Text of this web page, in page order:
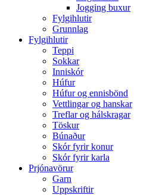
Jogging buxur
Fylgihlutir
Grunnlag
Fylgihlutir
Teppi
Sokkar
Inniskór
Húfur
Húfur og ennisbönd
Vettlingar og hanskar
Treflar og hálskragar
Töskur
Búnaður
Skór fyrir konur
Skór fyrir karla
Prjónavörur
Garn
Uppskriftir